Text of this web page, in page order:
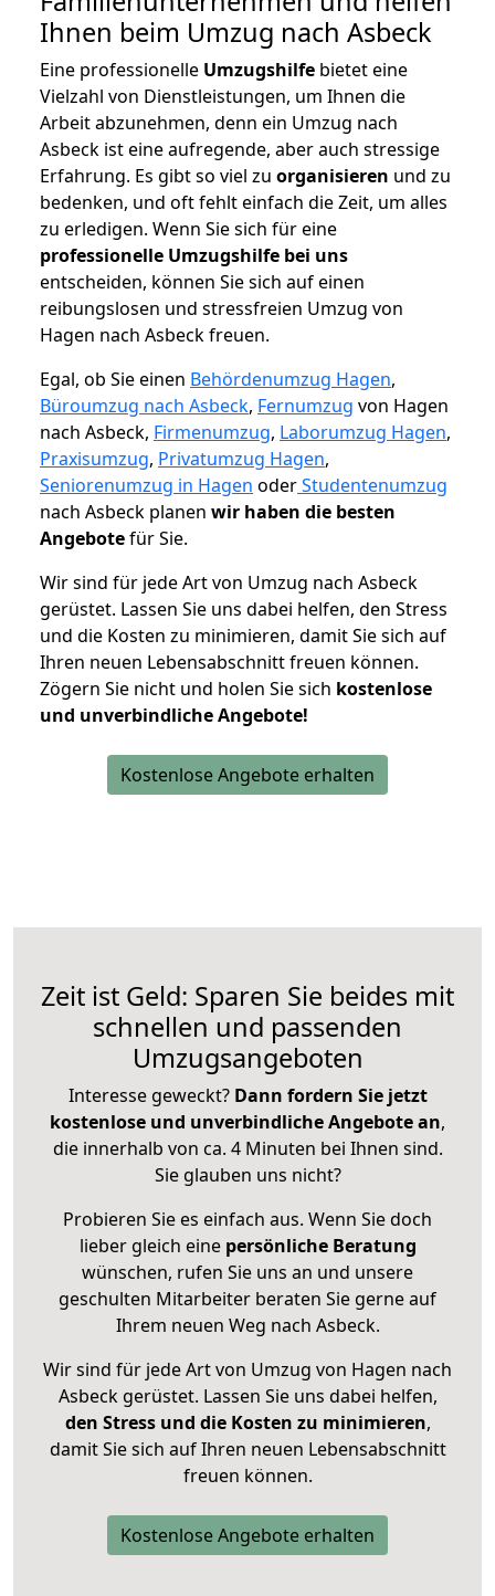
Ihnen beim Umzug nach Asbeck
Eine professionelle Umzugshilfe bietet eine
Vielzahl von Dienstleistungen, um Ihnen die
Arbeit abzunehmen, denn ein Umzug nach
Asbeck ist eine aufregende, aber auch stressige
Erfahrung. Es gibt so viel zu organisieren und zu
bedenken, und oft fehlt einfach die Zeit, um alles
zu erledigen. Wenn Sie sich für eine
professionelle Umzugshilfe bei uns
entscheiden, können Sie sich auf einen
reibungslosen und stressfreien Umzug von
Hagen nach Asbeck freuen.
Egal, ob Sie einen Behördenumzug Hagen,
Büroumzug nach Asbeck, Fernumzug von Hagen
nach Asbeck, Firmenumzug, Laborumzug Hagen,
Praxisumzug, Privatumzug Hagen,
Seniorenumzug in Hagen oderStudentenumzug
nach Asbeck planen wir haben die besten
Angebotefür Sie.
Wir sind für jede Art von Umzug nach Asbeck
gerüstet. Lassen Sie uns dabei helfen, den Stress
und die Kosten zu minimieren, damit Sie sich auf
Ihren neuen Lebensabschnitt freuen können.
Zögern Sie nicht und holen Sie sich kostenlose
und unverbindliche Angebote!
Kostenlose Angebote erhalten
Zeit ist Geld: Sparen Sie beides mit
schnellen und passenden
Umzugsangeboten
Interesse geweckt? Dann fordern Sie jetzt
kostenlose und unverbindliche Angebote an,
die innerhalb von ca. 4 Minuten bei Ihnen sind.
Sie glauben uns nicht?
Probieren Sie es einfach aus. Wenn Sie doch
lieber gleich eine persönliche Beratung
wünschen, rufen Sie uns an und unsere
geschulten Mitarbeiter beraten Sie gerne auf
Ihrem neuen Weg nach Asbeck.
Wir sind für jede Art von Umzug von Hagen nach
Asbeck gerüstet. Lassen Sie uns dabei helfen,
den Stress und die Kosten zu minimieren,
damit Sie sich auf Ihren neuen Lebensabschnitt
freuen können.
Kostenlose Angebote erhalten